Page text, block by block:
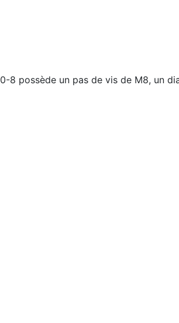
8 possède un pas de vis de M8, un